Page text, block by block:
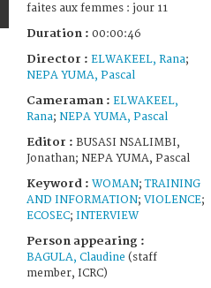
faites aux femmes : jour 11
Duration : 00:00:46
Director : ELWAKEEL, Rana;
NEPA YUMA, Pascal
Cameraman : ELWAKEEL,
Rana; NEPA YUMA, Pascal
Editor : BUSASI NSALIMBI,
Jonathan; NEPA YUMA, Pascal
Keyword : WOMAN;TRAINING
AND INFORMATION; VIOLENCE;
ECOSEC; INTERVIEW
Person appearing :
BAGULA, Claudine (staff
member, ICRC)